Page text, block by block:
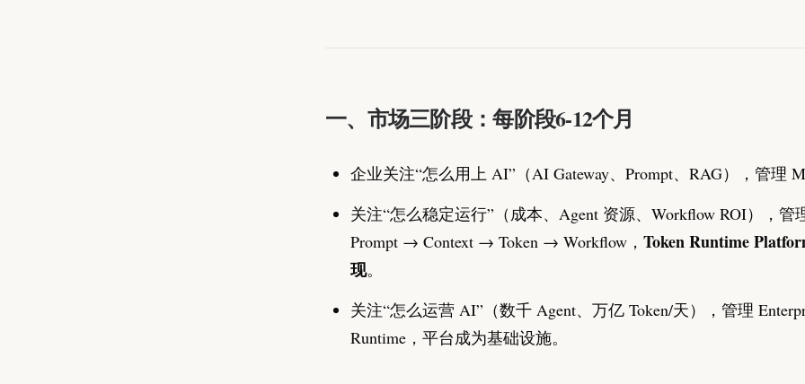
一、市场三阶段：每阶段6-12个月
企业关注“怎么用上 AI”（AI Gateway、Prompt、RAG），管理
关注“怎么稳定运行”（成本、Agent 资源、Workflow ROI），管
Prompt → Context → Token → Workflow， Token Runtime
现。
关注“怎么运营 AI”（数千 Agent、万亿 Token/天），管理
Runtime，平台成为基础设施。